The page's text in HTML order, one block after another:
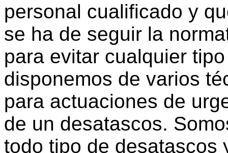
personal cualificado y
se ha de seguir la
para evitar cualquier
disponemos de varios
para actuaciones de
de un desatascos.
todo tipo de desatascos